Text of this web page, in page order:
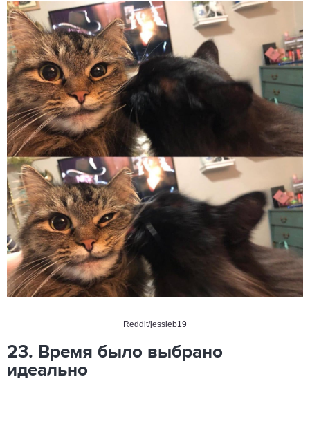
Reddit/jessieb19
23. Время было выбрано
идеально